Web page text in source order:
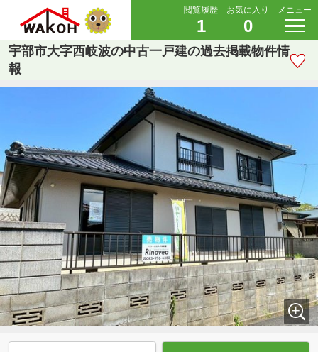
閲覧履歴
1
お気に入り
0
メニュー
宇部市大字西岐波の中古一戸建の過去掲載物件情
報